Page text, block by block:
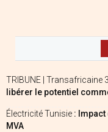
TRIBUNE | Transafricaine 3
libérer le potentiel
Électricité Tunisie :
MVA